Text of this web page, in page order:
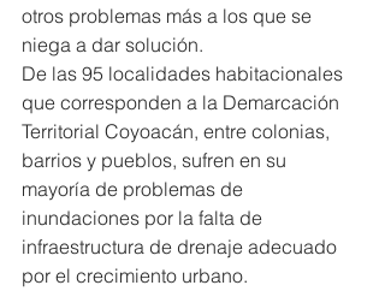
otros problemas más a los que se
niega a dar solución.
De las 95 localidades habitacionales
que corresponden a la Demarcación
Territorial Coyoacán, entre colonias,
barrios y pueblos, sufren en su
mayoría de problemas de
inundaciones por la falta de
infraestructura de drenaje adecuado
por el crecimiento urbano.